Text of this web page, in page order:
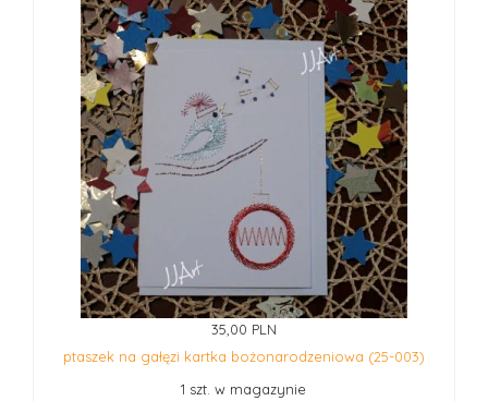
35,00 PLN
ptaszek na gałęzi kartka bożonarodzeniowa (25-003)
1 szt. w magazynie